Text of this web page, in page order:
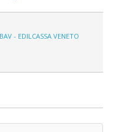
- EDILCASSA VENETO